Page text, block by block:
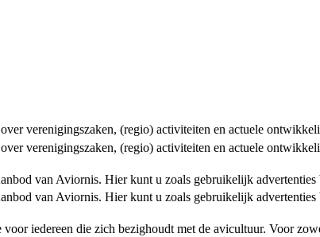
verenigingszaken, (regio) activiteiten en actuele
verenigingszaken, (regio) activiteiten en actuele
van Aviornis. Hier kunt u zoals gebruikelijk advertenties
van Aviornis. Hier kunt u zoals gebruikelijk advertenties
iedereen die zich bezighoudt met de avicultuur. Voor